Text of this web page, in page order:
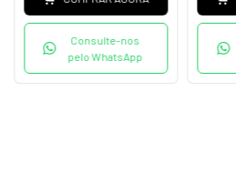
Consulte-nos
pelo WhatsApp